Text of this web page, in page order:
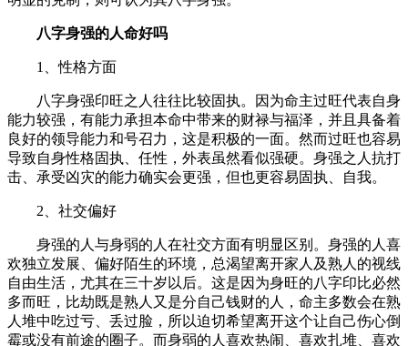
八字身强的人命好吗
1、性格方面
八字身强印旺之人往往比较固执。因为命主过旺代表自身
能力较强，有能力承担本命中带来的财禄与福泽，并且具备着
良好的领导能力和号召力，这是积极的一面。然而过旺也容易
导致自身性格固执、任性，外表虽然看似强硬。身强之人抗打
击、承受凶灾的能力确实会更强，但也更容易固执、自我。
2、社交偏好
身强的人与身弱的人在社交方面有明显区别。身强的人喜
欢独立发展、偏好陌生的环境，总渴望离开家人及熟人的视线
自由生活，尤其在三十岁以后。这是因为身旺的八字印比必然
多而旺，比劫既是熟人又是分自己钱财的人，命主多数会在熟
人堆中吃过亏、丢过脸，所以迫切希望离开这个让自己伤心倒
霉或没有前途的圈子。而身弱的人喜欢热闹、喜欢扎堆、喜欢